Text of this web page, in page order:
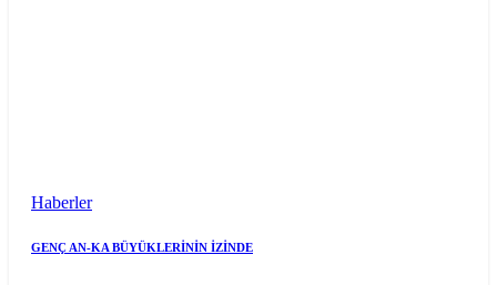
Haberler
GENÇ AN-KA BÜYÜKLERİNİN İZİNDE